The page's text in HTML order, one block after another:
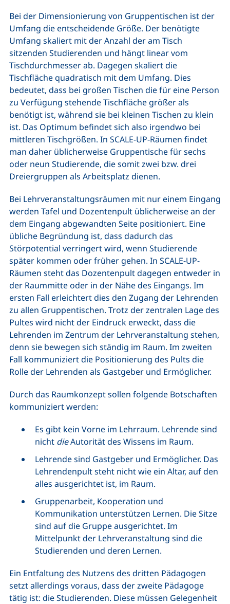
Bei der Dimensionierung von Gruppentischen ist der
Umfang die entscheidende Größe. Der benötigte
Umfang skaliert mit der Anzahl der am Tisch
sitzenden Studierenden und hängt linear vom
Tischdurchmesser ab. Dagegen skaliert die
Tischfläche quadratisch mit dem Umfang. Dies
bedeutet, dass bei großen Tischen die für eine Person
zu Verfügung stehende Tischfläche größer als
benötigt ist, während sie bei kleinen Tischen zu klein
ist. Das Optimum befindet sich also irgendwo bei
mittleren Tischgrößen. In SCALE-UP-Räumen findet
man daher üblicherweise Gruppentische für sechs
oder neun Studierende, die somit zwei bzw. drei
Dreiergruppen als Arbeitsplatz dienen.
Bei Lehrveranstaltungsräumen mit nur einem Eingang
werden Tafel und Dozentenpult üblicherweise an der
dem Eingang abgewandten Seite positioniert. Eine
übliche Begründung ist, dass dadurch das
Störpotential verringert wird, wenn Studierende
später kommen oder früher gehen. In SCALE-UP-
Räumen steht das Dozentenpult dagegen entweder in
der Raummitte oder in der Nähe des Eingangs. Im
ersten Fall erleichtert dies den Zugang der Lehrenden
zu allen Gruppentischen. Trotz der zentralen Lage des
Pultes wird nicht der Eindruck erweckt, dass die
Lehrenden im Zentrum der Lehrveranstaltung stehen,
denn sie bewegen sich ständig im Raum. Im zweiten
Fall kommuniziert die Positionierung des Pults die
Rolle der Lehrenden als Gastgeber und Ermöglicher.
Durch das Raumkonzept sollen folgende Botschaften
kommuniziert werden:
Es gibt kein Vorne im Lehrraum. Lehrende sind
nicht dieAutorität des Wissens im Raum.
Lehrende sind Gastgeber und Ermöglicher. Das
Lehrendenpult steht nicht wie ein Altar, auf den
alles ausgerichtet ist, im Raum.
Gruppenarbeit, Kooperation und
Kommunikation unterstützen Lernen. Die Sitze
sind auf die Gruppe ausgerichtet. Im
Mittelpunkt der Lehrveranstaltung sind die
Studierenden und deren Lernen.
Ein Entfaltung des Nutzens des dritten Pädagogen
setzt allerdings voraus, dass der zweite Pädagoge
tätig ist: die Studierenden. Diese müssen Gelegenheit